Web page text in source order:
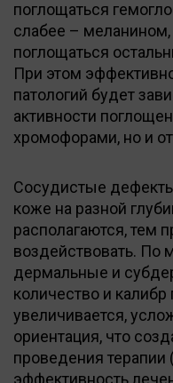
поглощаться
слабее – меланином,
поглощаться
При этом
патологий будет
активности
хромофорами, но и
Сосудистые
коже на разной
располагаются, тем
воздействовать. По
дермальные и
количество и
увеличивается,
ориентация, что
проведения терапии